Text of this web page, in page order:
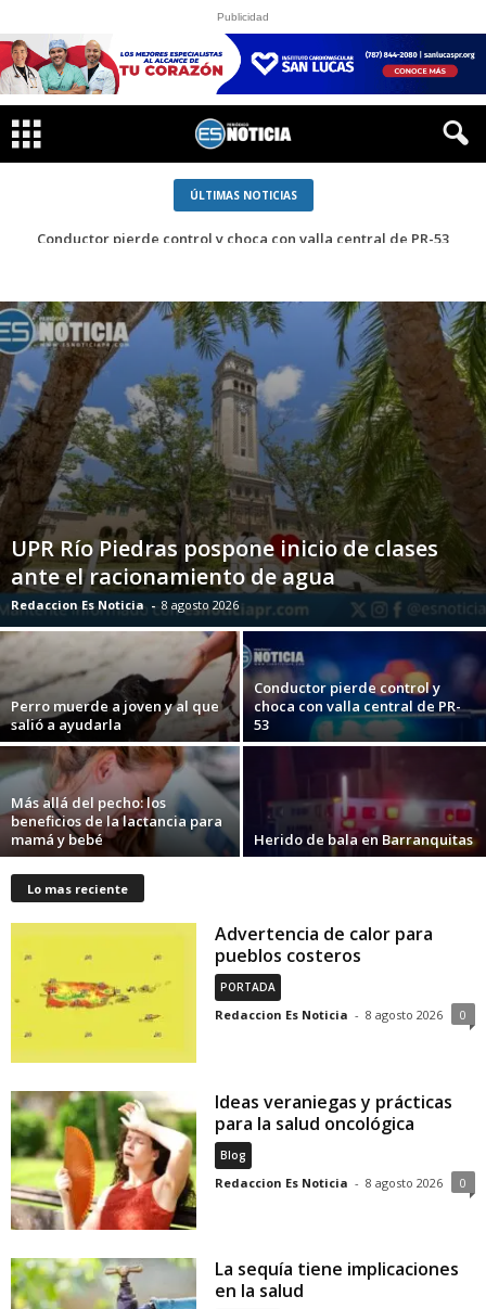
Publicidad
ÚLTIMAS NOTICIAS
Conductor pierde control y choca con valla central de PR-53
UPR Río Piedras pospone inicio de clases
ante el racionamiento de agua
Redaccion Es Noticia - 8 agosto 2026
Perro muerde a joven y al que
salió a ayudarla
Conductor pierde control y
choca con valla central de PR-
53
Más allá del pecho: los
beneficios de la lactancia para
mamá y bebé
Herido de bala en Barranquitas
Lo mas reciente
Advertencia de calor para
pueblos costeros
PORTADA
Redaccion Es Noticia - 8 agosto 2026 0
Ideas veraniegas y prácticas
para la salud oncológica
Blog
Redaccion Es Noticia - 8 agosto 2026 0
La sequía tiene implicaciones
en la salud